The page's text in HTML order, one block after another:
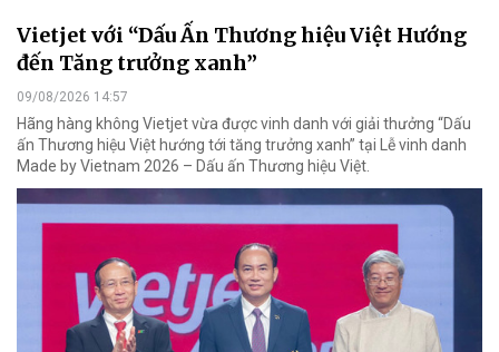
Vietjet với “Dấu Ấn Thương hiệu Việt Hướng
đến Tăng trưởng xanh”
09/08/2026 14:57
Hãng hàng không Vietjet vừa được vinh danh với giải thưởng “Dấu
ấn Thương hiệu Việt hướng tới tăng trưởng xanh” tại Lễ vinh danh
Made by Vietnam 2026 – Dấu ấn Thương hiệu Việt.